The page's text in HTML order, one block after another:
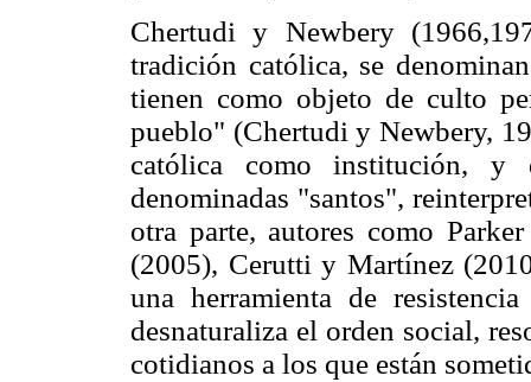
Chertudi y Newbery
tradición católica, se
tienen como objeto de culto
pueblo" (Chertudi y Newbery,
católica como institución, y
denominadas "santos",
otra parte, autores como
(2005), Cerutti y Martínez
una herramienta de
desnaturaliza el orden social,
cotidianos a los que están